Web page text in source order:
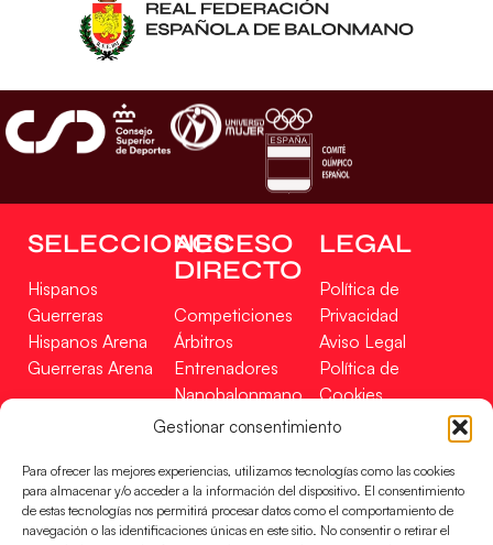
Gestionar consentimiento
Para ofrecer las mejores experiencias, utilizamos tecnologías como las cookies
para almacenar y/o acceder a la información del dispositivo. El consentimiento
de estas tecnologías nos permitirá procesar datos como el comportamiento de
navegación o las identificaciones únicas en este sitio. No consentir o retirar el
SELECCIONES
Hispanos
Guerreras
Hispanos Arena
Guerreras Arena
ACCESO
DIRECTO
Competiciones
Árbitros
Entrenadores
Nanobalonmano
Tienda
LEGAL
Política de
Privacidad
Aviso Legal
Política de
Cookies
Mapa Web
Incidencias
EN